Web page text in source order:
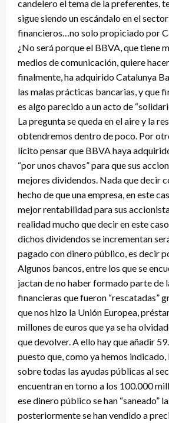
candelero el tema de la preferentes,
sigue siendo un escándalo en el
financieros…no solo propiciado por
¿No será porque el BBVA, que tiene
medios de comunicación, quiere
finalmente, ha adquirido Catalunya
las malas prácticas bancarias, y que
es algo parecido a un acto de
La pregunta se queda en el aire y la
obtendremos dentro de poco. Por
lícito pensar que BBVA haya
“por unos chavos” para que sus
mejores dividendos. Nada que decir
hecho de que una empresa, en este
mejor rentabilidad para sus
realidad mucho que decir en este
dichos dividendos se incrementan
pagado con dinero público, es decir
Algunos bancos, entre los que se
jactan de no haber formado parte de
financieras que fueron “rescatadas”
que nos hizo la Unión Europea,
millones de euros que ya se ha
que devolver. A ello hay que añadir
puesto que, como ya hemos
sobre todas las ayudas públicas al
encuentran en torno a los 100.000
ese dinero público se han “saneado”
posteriormente se han vendido a